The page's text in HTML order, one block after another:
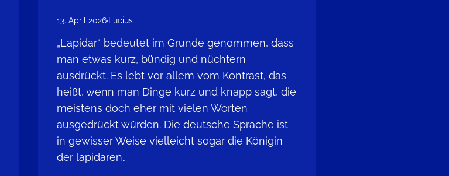
13. April 2026·Lucius
„Lapidar“ bedeutet im Grunde genommen, dass
man etwas kurz, bündig und nüchtern
ausdrückt. Es lebt vor allem vom Kontrast, das
heißt, wenn man Dinge kurz und knapp sagt, die
meistens doch eher mit vielen Worten
ausgedrückt würden. Die deutsche Sprache ist
in gewisser Weise vielleicht sogar die Königin
der lapidaren…